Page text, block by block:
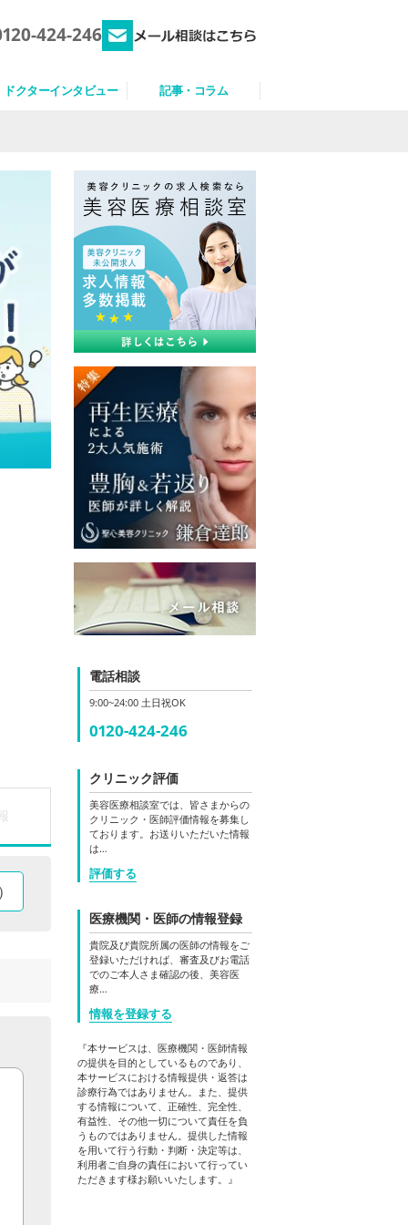
424-246
ドクターインタビュー 記事・コラム
電話相談
9:00~24:00 土日祝OK
0120-424-246
クリニック評価
美容医療相談室では、皆さまからの
クリニック・医師評価情報を募集し
ております。お送りいただいた情報
は…
評価する
医療機関・医師の情報登録
貴院及び貴院所属の医師の情報をご
登録いただければ、審査及びお電話
でのご本人さま確認の後、美容医
療…
情報を登録する
『本サービスは、医療機関・医師情報
の提供を目的としているものであり、
本サービスにおける情報提供・返答は
診療行為ではありません。また、提供
する情報について、正確性、完全性、
有益性、その他一切について責任を負
うものではありません。提供した情報
を用いて行う行動・判断・決定等は、
利用者ご自身の責任において行ってい
ただきます様お願いいたします。』